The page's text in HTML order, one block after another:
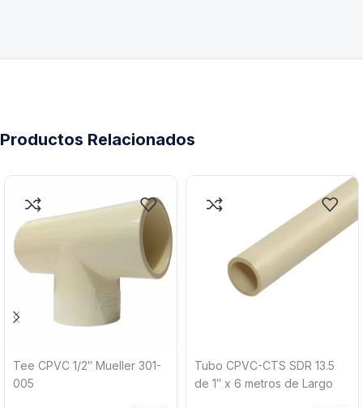
Productos Relacionados
Tee CPVC 1/2″ Mueller 301-
005
Tubo CPVC-CTS SDR 13.5
de 1″ x 6 metros de Largo